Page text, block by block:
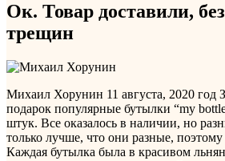
Ок. Товар доставили,
трещин
Михаил Хорунин 11 августа, 2020 год
подарок популярные бутылки “my
штук. Все оказалось в наличии, но
только лучше, что они разные, поэтому
Каждая бутылка была в красивом